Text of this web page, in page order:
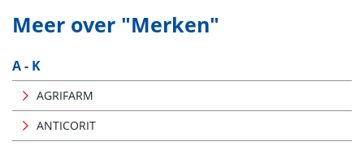
Meer over "Merken"
A - K
AGRIFARM
ANTICORIT